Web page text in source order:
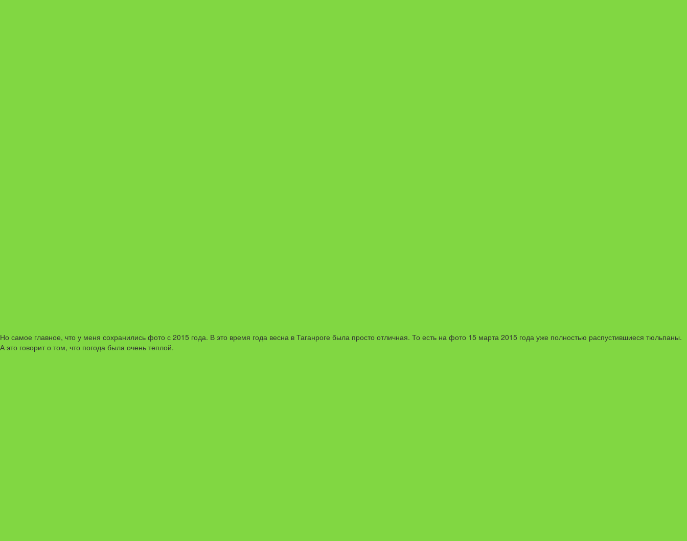
Но самое главное, что у меня сохранились фото с 2015 года. В это время года весна в Таганроге была просто отличная. То есть на фото 15 марта 2015 года уже полностью распустившиеся тюльпаны.
А это говорит о том, что погода была очень теплой.